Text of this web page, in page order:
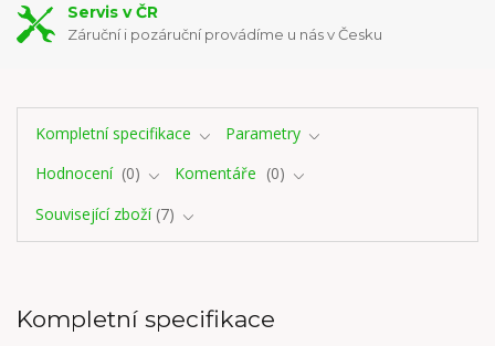
Servis v ČR
Záruční i pozáruční provádíme u nás v Česku
Kompletní specifikace
Parametry
Hodnocení
0 Komentáře
0
Související zboží 7
Kompletní specifikace